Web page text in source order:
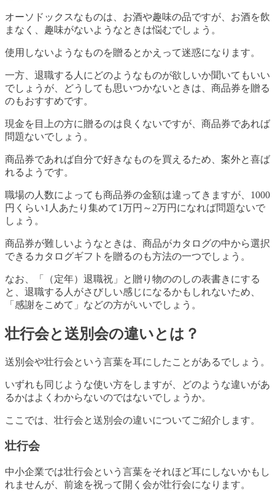
オーソドックスなものは、お酒や趣味の品ですが、お酒を飲
まなく、趣味がないようなときは悩むでしょう。
使用しないようなものを贈るとかえって迷惑になります。
一方、退職する人にどのようなものが欲しいか聞いてもいい
でしょうが、どうしても思いつかないときは、商品券を贈る
のもおすすめです。
現金を目上の方に贈るのは良くないですが、商品券であれば
問題ないでしょう。
商品券であれば自分で好きなものを買えるため、案外と喜ば
れるようです。
職場の人数によっても商品券の金額は違ってきますが、1000
円くらい1人あたり集めて1万円～2万円になれば問題ないで
しょう。
商品券が難しいようなときは、商品がカタログの中から選択
できるカタログギフトを贈るのも方法の一つでしょう。
なお、「（定年）退職祝」と贈り物ののしの表書きにする
と、退職する人がさびしい感じになるかもしれないため、
「感謝をこめて」などの方がいいでしょう。
壮行会と送別会の違いとは？
送別会や壮行会という言葉を耳にしたことがあるでしょう。
いずれも同じような使い方をしますが、どのような違いがあ
るかはよくわからないのではないでしょうか。
ここでは、壮行会と送別会の違いについてご紹介します。
壮行会
中小企業では壮行会という言葉をそれほど耳にしないかもし
れませんが、前途を祝って開く会が壮行会になります。